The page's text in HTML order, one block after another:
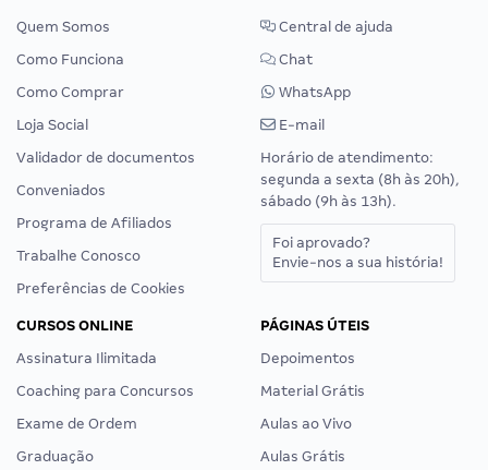
Quem Somos
Como Funciona
Como Comprar
Loja Social
Validador de documentos
Conveniados
Programa de Afiliados
Trabalhe Conosco
Preferências de Cookies
Central de ajuda
Chat
WhatsApp
E-mail
Horário de atendimento:
segunda a sexta (8h às 20h),
sábado (9h às 13h).
Foi aprovado?
Envie-nos a sua história!
CURSOS ONLINE
Assinatura Ilimitada
Coaching para Concursos
Exame de Ordem
Graduação
PÁGINAS ÚTEIS
Depoimentos
Material Grátis
Aulas ao Vivo
Aulas Grátis